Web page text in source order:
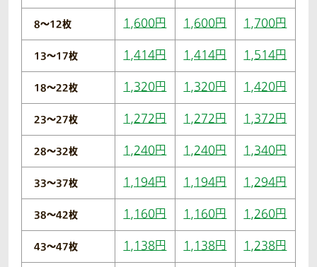
8〜12枚 1,600円 1,600円 1,700円
13〜17枚 1,414円 1,414円 1,514円
18〜22枚 1,320円 1,320円 1,420円
23〜27枚 1,272円 1,272円 1,372円
28〜32枚 1,240円 1,240円 1,340円
33〜37枚 1,194円 1,194円 1,294円
38〜42枚 1,160円 1,160円 1,260円
43〜47枚 1,138円 1,138円 1,238円